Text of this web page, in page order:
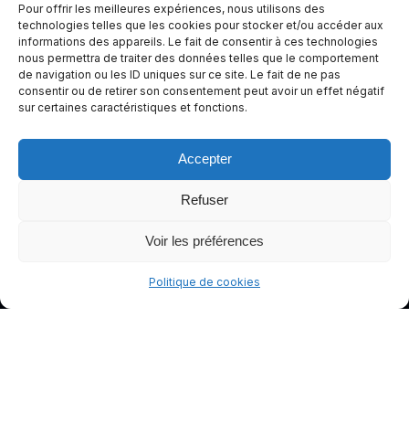
Pour offrir les meilleures expériences, nous utilisons des
technologies telles que les cookies pour stocker et/ou accéder aux
informations des appareils. Le fait de consentir à ces technologies
nous permettra de traiter des données telles que le comportement
de navigation ou les ID uniques sur ce site. Le fait de ne pas
consentir ou de retirer son consentement peut avoir un effet négatif
sur certaines caractéristiques et fonctions.
Accepter
Refuser
Voir les préférences
Politique de cookies
e de
conduite
plus sûre
et plus
agréable.